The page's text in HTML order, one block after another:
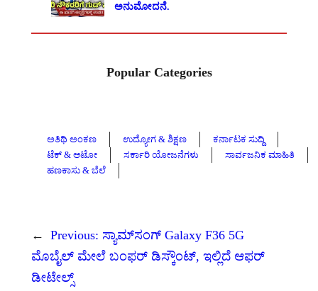
ಅನುಮೋದನೆ.
Popular Categories
ಅತಿಥಿ ಅಂಕಣ ಉದ್ಯೋಗ & ಶಿಕ್ಷಣ
ಕರ್ನಾಟಕ ಸುದ್ದಿ
ಟೆಕ್ & ಆಟೋ
ಸರ್ಕಾರಿ ಯೋಜನೆಗಳು
ಸಾರ್ವಜನಿಕ ಮಾಹಿತಿ
ಹಣಕಾಸು & ಬೆಲೆ
← Previous: ಸ್ಯಾಮ್‌ಸಂಗ್‌ Galaxy F36 5G
ಮೊಬೈಲ್‌ ಮೇಲೆ ಬಂಫರ್‌ ಡಿಸ್ಕೌಂಟ್, ಇಲ್ಲಿದೆ ಆಫರ್
ಡೀಟೇಲ್ಸ್